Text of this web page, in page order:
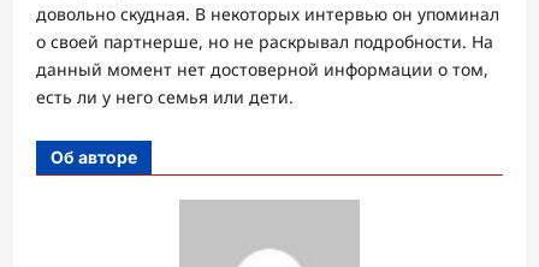
довольно скудная. В некоторых интервью он упоминал
о своей партнерше, но не раскрывал подробности. На
данный момент нет достоверной информации о том,
есть ли у него семья или дети.
Об авторе